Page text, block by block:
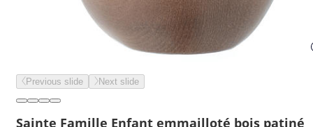
Previous slide Next slide
Sainte Famille Enfant emmailloté bois patiné